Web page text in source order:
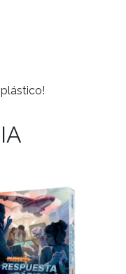
plástico!